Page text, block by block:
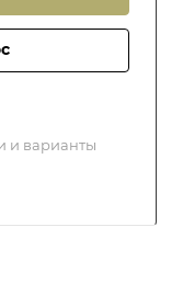
и варианты